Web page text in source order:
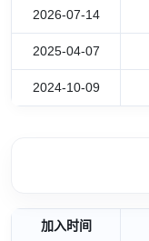
2026-07-14
2025-04-07
2024-10-09
加入时间